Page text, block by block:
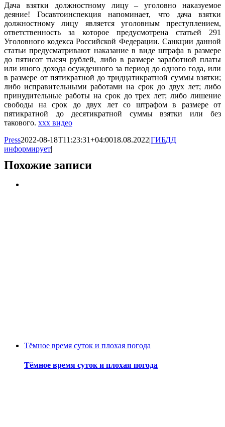
Дача взятки должностному лицу – уголовно наказуемое
деяние! Госавтоинспекция напоминает, что дача взятки
должностному лицу является уголовным преступлением,
ответственность за которое предусмотрена статьей 291
Уголовного кодекса Российской Федерации. Санкции данной
статьи предусматривают наказание в виде штрафа в размере
до пятисот тысяч рублей, либо в размере заработной платы
или иного дохода осужденного за период до одного года, или
в размере от пятикратной до тридцатикратной суммы взятки;
либо исправительными работами на срок до двух лет; либо
принудительные работы на срок до трех лет; либо лишение
свободы на срок до двух лет со штрафом в размере от
пятикратной до десятикратной суммы взятки или без
такового. xxx видео
Press2022-08-18T11:23:31+04:0018.08.2022|ГИБДД
информирует|
Похожие записи
Тёмное время суток и плохая погода
Тёмное время суток и плохая погода